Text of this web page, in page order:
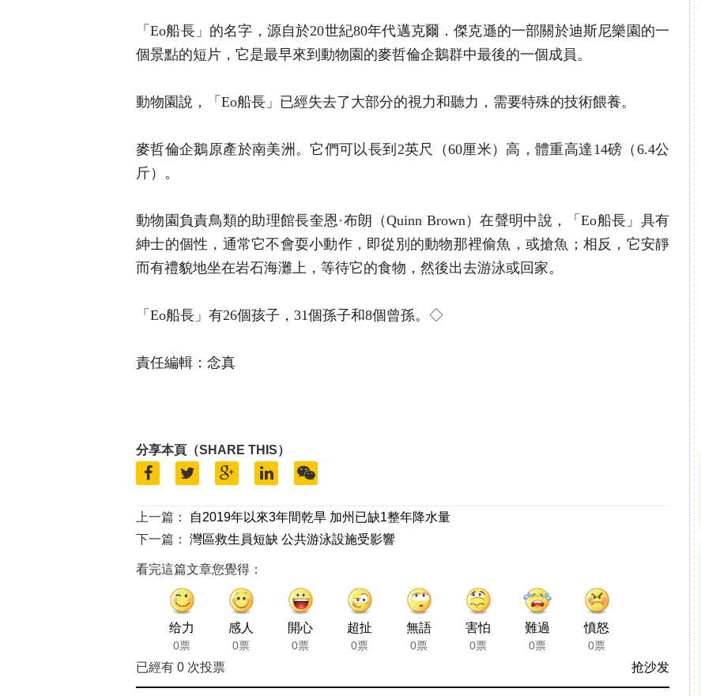
「Eo船長」的名字，源自於20世紀80年代邁克爾．傑克遜的一部關於迪斯尼樂園的一
個景點的短片，它是最早來到動物園的麥哲倫企鵝群中最後的一個成員。
動物園說，「Eo船長」已經失去了大部分的視力和聽力，需要特殊的技術餵養。
麥哲倫企鵝原產於南美洲。它們可以長到2英尺（60厘米）高，體重高達14磅（6.4公
斤）。
動物園負責鳥類的助理館長奎恩·布朗（Quinn Brown）在聲明中說，「Eo船長」具有
紳士的個性，通常它不會耍小動作，即從別的動物那裡偷魚，或搶魚；相反，它安靜
而有禮貌地坐在岩石海灘上，等待它的食物，然後出去游泳或回家。
「Eo船長」有26個孩子，31個孫子和8個曾孫。◇
責任編輯：念真
分享本頁（SHARE THIS）
上一篇：
自2019年以來3年間乾旱 加州已缺1整年降水量
下一篇：
灣區救生員短缺 公共游泳設施受影響
看完這篇文章您覺得：
给力
0票
感人
0票
開心
0票
超扯
0票
無語
0票
害怕
0票
難過
0票
憤怒
0票
已經有 0 次投票 抢沙发